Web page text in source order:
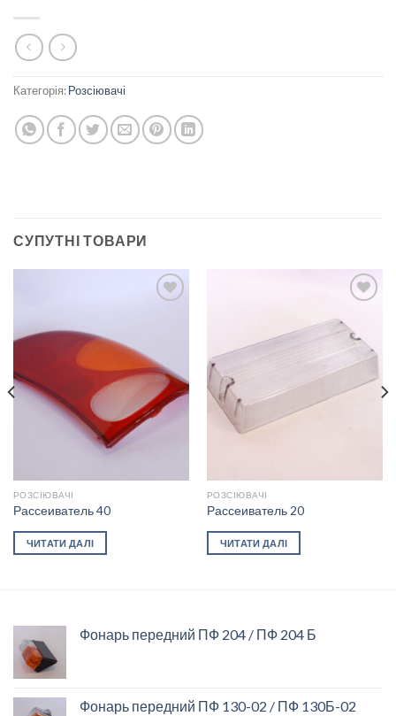
Категорія:Розсіювачі
СУПУТНІ ТОВАРИ
wishlist
РОЗСІЮВАЧІ
Рассеиватель 40
ЧИТАТИ ДАЛІ
Add to
wishlist
РОЗСІЮВАЧІ
Рассеиватель 20
ЧИТАТИ ДАЛІ
Фонарь передний ПФ 204 / ПФ 204 Б
Фонарь передний ПФ 130-02 / ПФ 130Б-02